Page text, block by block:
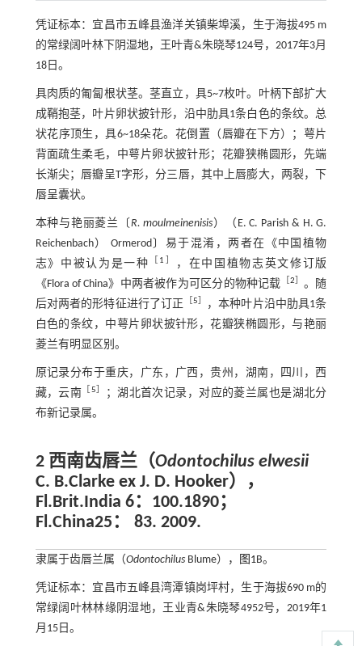
凭证标本：宜昌市五峰县渔洋关镇柴埠溪，生于海拔495 m
的常绿阔叶林下阴湿地，王叶青&朱晓琴124号，2017年3月
18日。
具肉质的匍匐根状茎。茎直立，具5~7枚叶。叶柄下部扩大
成鞘抱茎，叶片卵状披针形，沿中肋具1条白色的条纹。总
状花序顶生，具6~18朵花。花倒置（唇瓣在下方）；萼片
背面疏生柔毛，中萼片卵状披针形；花瓣狭椭圆形，先端
长渐尖；唇瓣呈T字形，分三唇，其中上唇膨大，两裂，下
唇呈囊状。
本种与艳丽菱兰〔R. moulmeinenisis）（E. C. Parish & H. G.
Reichenbach） Ormerod〕易于混淆，两者在《中国植物
志》中被认为是一种
1
，在中国植物志英文修订版
《Flora of China》中两者被作为可区分的物种记载
2
。随
后对两者的形特征进行了订正
5
，本种叶片沿中肋具1条
白色的条纹，中萼片卵状披针形，花瓣狭椭圆形，与艳丽
菱兰有明显区别。
原记录分布于重庆，广东，广西，贵州，湖南，四川，西
藏，云南
5
；湖北首次记录，对应的菱兰属也是湖北分
布新记录属。
2 西南齿唇兰（Odontochilus elwesii
C. B.Clarke ex J. D. Hooker），
Fl.Brit.India 6：100.1890；
Fl.China25： 83. 2009.
隶属于齿唇兰属（OdontochilusBlume）， 图1B。
凭证标本：宜昌市五峰县湾潭镇岗坪村，生于海拔690 m的
常绿阔叶林林缘阴湿地，王业青&朱晓琴4952号，2019年1
月15日。